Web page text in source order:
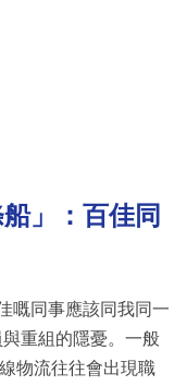
」：百佳同
嘅同事應該同我同一
重組的隱憂。一般
物流往往會出現職